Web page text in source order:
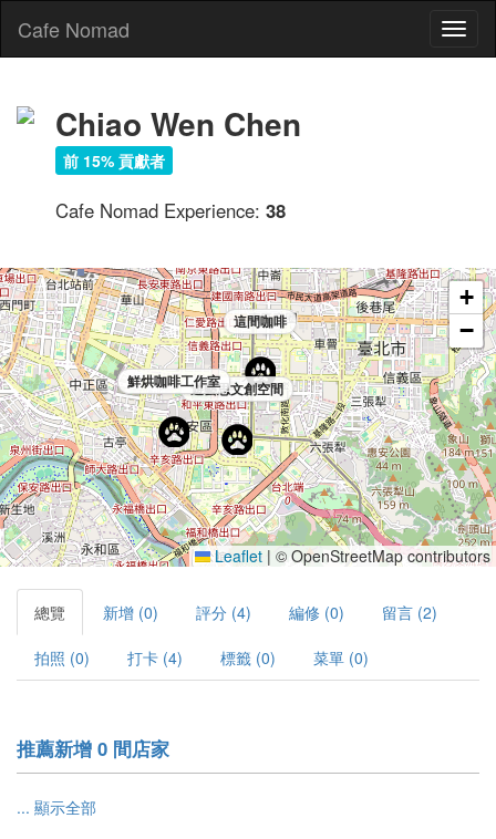
Cafe Nomad
Chiao Wen Chen
前 15% 貢獻者
Cafe Nomad Experience: 38
遊藝思文創空間
這間咖啡
鮮烘咖啡工作室
+
−
Leaflet | © OpenStreetMap contributors
總覽 新增 (0) 評分 (4) 編修 (0) 留言 (2)
拍照 (0) 打卡 (4) 標籤 (0) 菜單 (0)
推薦新增 0 間店家
... 顯示全部